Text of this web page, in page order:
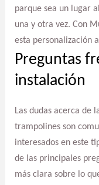
parque sea un lugar
una y otra vez. Con
esta personalización
Preguntas
instalación
Las dudas acerca de
trampolines son
interesados en este
de las principales
más clara sobre lo